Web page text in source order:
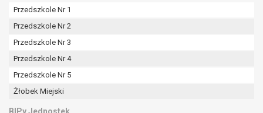
Przedszkole Nr 1
Przedszkole Nr 2
Przedszkole Nr 3
Przedszkole Nr 4
Przedszkole Nr 5
Żłobek Miejski
umownym.
tym również profilowaniu.